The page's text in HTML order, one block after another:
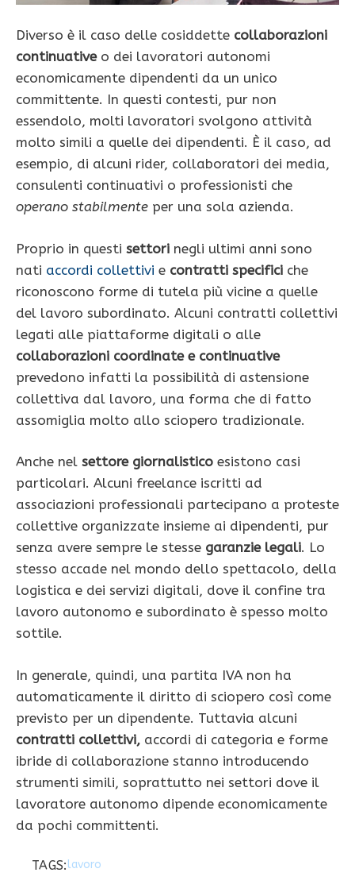
Diverso è il caso delle cosiddette collaborazioni
continuativeo dei lavoratori autonomi
economicamente dipendenti da un unico
committente. In questi contesti, pur non
essendolo, molti lavoratori svolgono attività
molto simili a quelle dei dipendenti. È il caso, ad
esempio, di alcuni rider, collaboratori dei media,
consulenti continuativi o professionisti che
operano stabilmente per una sola azienda.
Proprio in questi settori negli ultimi anni sono
nati accordi collettivi e contratti specifici che
riconoscono forme di tutela più vicine a quelle
del lavoro subordinato. Alcuni contratti collettivi
legati alle piattaforme digitali o alle
collaborazioni coordinate e continuative
prevedono infatti la possibilità di astensione
collettiva dal lavoro, una forma che di fatto
assomiglia molto allo sciopero tradizionale.
Anche nel settore giornalistico esistono casi
particolari. Alcuni freelance iscritti ad
associazioni professionali partecipano a proteste
collettive organizzate insieme ai dipendenti, pur
senza avere sempre le stesse garanzie legali. Lo
stesso accade nel mondo dello spettacolo, della
logistica e dei servizi digitali, dove il confine tra
lavoro autonomo e subordinato è spesso molto
sottile.
In generale, quindi, una partita IVA non ha
automaticamente il diritto di sciopero così come
previsto per un dipendente. Tuttavia alcuni
contratti collettivi, accordi di categoria e forme
ibride di collaborazione stanno introducendo
strumenti simili, soprattutto nei settori dove il
lavoratore autonomo dipende economicamente
da pochi committenti.
TAGS:lavoro